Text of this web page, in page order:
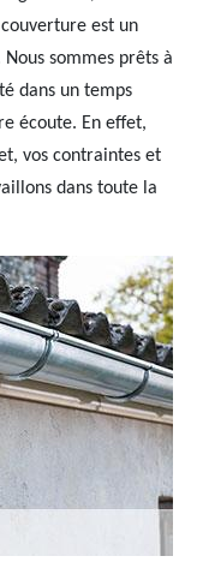
est un
sommes prêts à
dans un temps
écoute. En effet,
vos contraintes et
dans toute la